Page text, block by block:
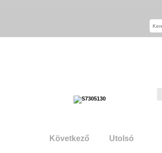
Következő Utolsó